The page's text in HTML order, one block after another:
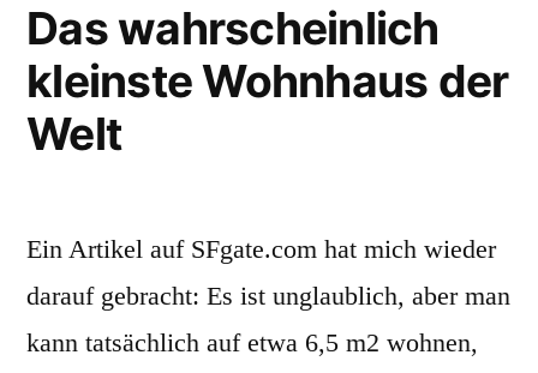
Das wahrscheinlich
kleinste Wohnhaus der
Welt
Ein Artikel auf SFgate.com hat mich wieder
darauf gebracht: Es ist unglaublich, aber man
kann tatsächlich auf etwa 6,5 m2 wohnen,